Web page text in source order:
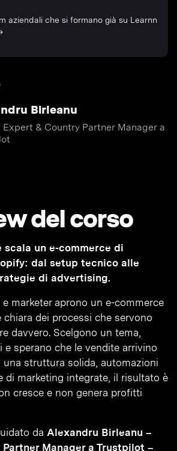
aziendali che si formano già su Learnn
Birleanu
Expert & Country Partner Manager a
del corso
scala un e-commerce di
dal setup tecnico alle
di advertising.
marketer aprono un e-commerce
chiara dei processi che servono
davvero. Scelgono un tema,
e sperano che le vendite arrivino
una struttura solida, automazioni
di marketing integrate, il risultato è
cresce e non genera profitti
da Alexandru Birleanu –
Manager a Trustpilot –